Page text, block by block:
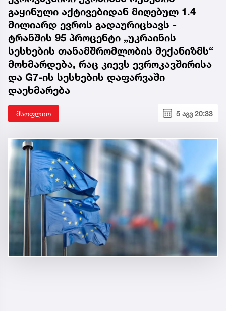
გაყინული აქტივებიდან მიღებულ 1.4
მილიარდ ევროს გადაურიცხავს -
ტრანშის 95 პროცენტი „უკრაინის
სესხების თანამშრომლობის მექანიზმს“
მოხმარდება, რაც კიევს ევროკავშირისა
და G7-ის სესხების დაფარვაში
დაეხმარება
მსოფლიო 5 აგვ 20:33